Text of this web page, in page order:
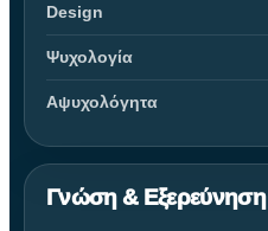
Design
Ψυχολογία
Αψυχολόγητα
Γνώση & Εξερεύνηση